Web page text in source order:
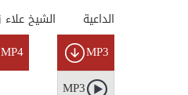
الشيخ علاء
الداعية
MP3
MP4
MP3